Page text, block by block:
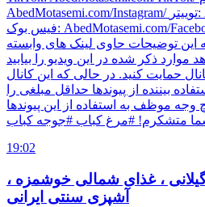
AbedMotasemi.com/Instagram/ توییتر: AbedMotasemi.com/Twitter/
فیس بوک: AbedMotasemi.com/Facebook/ *سلب مسئولیت
این توضیحات حاوی لینک های وابسته
ذکر شده در این ویدیو را بیابید
حمایت کنید. در حالی که این کانال
بیننده از پیوندها حداقل مبلغی را
وجه موظف به استفاده از این پیوندها
متشکرم! #مرغ کباب #جوجه کباب
19:02
، غذای شمالی خوشمزه ،
آشپزی سنتی ایرانی